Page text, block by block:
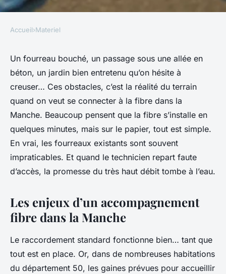
Comment réussir son
accompagnement fibre dans la
Manche grâce aux forages
discrets
Séraphine •14/05/2026 12:09• 10 min de lecture
Accueil›Materiel
Un fourreau bouché, un passage sous une allée en
béton, un jardin bien entretenu qu’on hésite à
creuser… Ces obstacles, c’est la réalité du terrain
quand on veut se connecter à la fibre dans la
Manche. Beaucoup pensent que la fibre s’installe en
quelques minutes, mais sur le papier, tout est simple.
En vrai, les fourreaux existants sont souvent
impraticables. Et quand le technicien repart faute
d’accès, la promesse du très haut débit tombe à l’eau.
Les enjeux d’un accompagnement
fibre dans la Manche
Le raccordement standard fonctionne bien… tant que
tout est en place. Or, dans de nombreuses habitations
du département 50, les gaines prévues pour accueillir